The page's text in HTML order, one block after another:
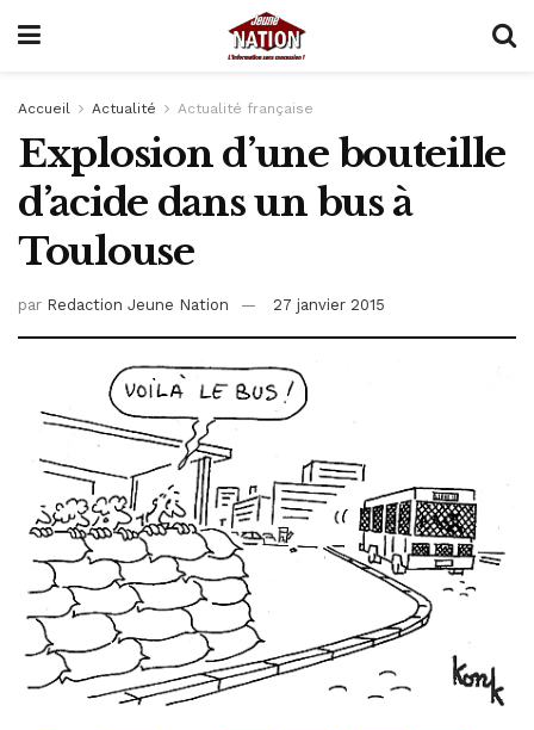
Accueil Actualité Actualité française
Explosion d’une bouteille
d’acide dans un bus à
Toulouse
par Redaction Jeune Nation 27 janvier 2015